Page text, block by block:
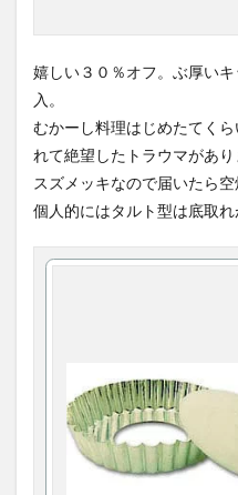
嬉しい３０％オフ。ぶ厚い
入。
むかーし料理はじめたてく
れて絶望したトラウマがあり
スズメッキなので届いたら空
個人的にはタルト型は底取れ